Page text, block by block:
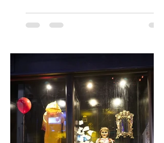
musical única e inolvidable con motivo del
Día del Niño. El espectáculo Hollywood
de todos los tiempos en un concierto en
sinfónica en pleno, coro y una
sorprendente puesta en escena pensada
especialmente pa